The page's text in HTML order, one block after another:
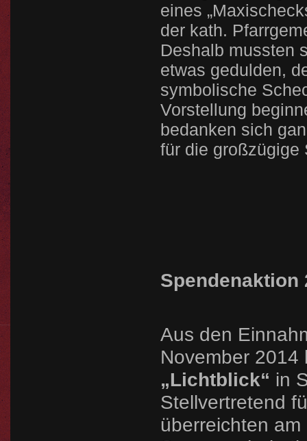
eines
der kath.
Deshalb mussten
etwas gedulden,
symbolische
Vorstellung
bedanken sich
für die großzügige
Spendenaktion
Aus den
November
„Lichtblick“ in
Stellvertretend
überreichten